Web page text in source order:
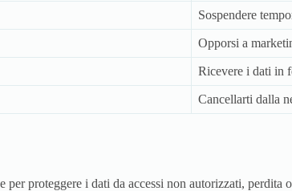
Sospendere
Opporsi a
Ricevere i dati in
Cancellarti dalla
proteggere i dati da accessi non autorizzati, perdita